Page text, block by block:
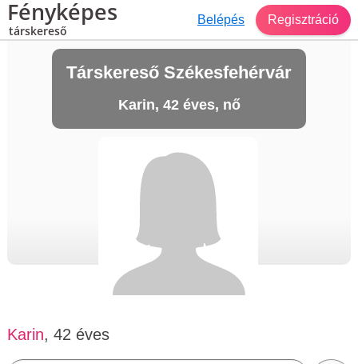
Fényképes
társkereső
Belépés Regisztráció
Társkereső Székesfehérvár
Karin, 42 éves, nő
Karin, 42 éves